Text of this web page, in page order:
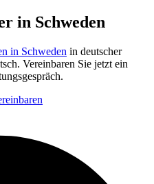
in Schweden
in Schweden in deutscher
Vereinbaren Sie jetzt ein